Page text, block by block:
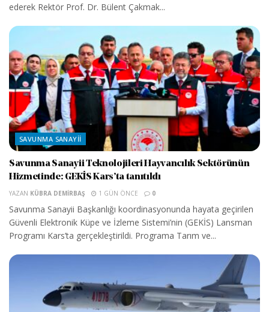
ederek Rektör Prof. Dr. Bülent Çakmak...
SAVUNMA SANAYII
Savunma Sanayii Teknolojileri Hayvancılık Sektörünün
Hizmetinde: GEKİS Kars’ta tanıtıldı
YAZAN KÜBRA DEMIRBAŞ 1 GÜN ÖNCE 0
Savunma Sanayii Başkanlığı koordinasyonunda hayata geçirilen
Güvenli Elektronik Küpe ve İzleme Sistemi’nin (GEKİS) Lansman
Programı Kars’ta gerçekleştirildi. Programa Tarım ve...